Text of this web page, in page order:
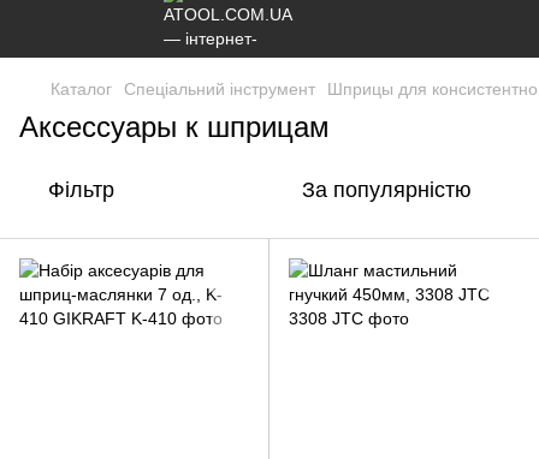
Каталог Спеціальний інструмент Шприцы для
Аксессуары к шприцам
Фільтр За популярністю